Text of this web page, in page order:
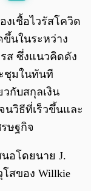
0:00 / 0:00
เชื้อไวรัสโควิด
ขึ้นในระหว่าง
รส ซึ่งแนวคิดดัง
ชุมในทันที
กับสกุลเงิน
วิธีที่เร็วขึ้นและ
ษฐกิจ
นอโดยนาย J.
โสของ Willkie